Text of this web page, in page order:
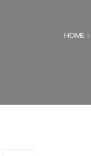
HOME